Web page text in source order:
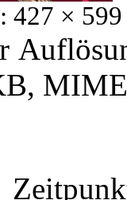
427 ×